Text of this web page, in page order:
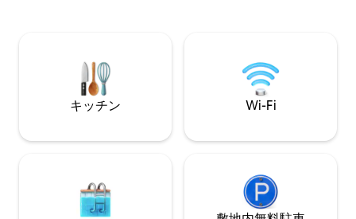
キッチン Wi-Fi